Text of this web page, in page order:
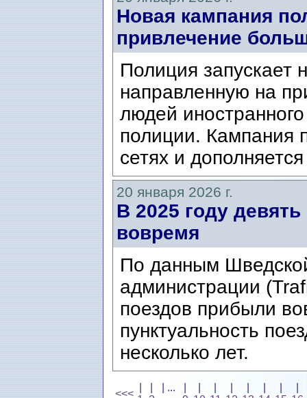
Новая кампания
привлечение
Полиция запускает
направленную на
людей
полиции. Кампания
сетях и
20 января 2026 г.
В 2025 году
вовремя
По данным
администрации
поездов прибыли
пунктуальность
несколько лет.
<<<
| ...